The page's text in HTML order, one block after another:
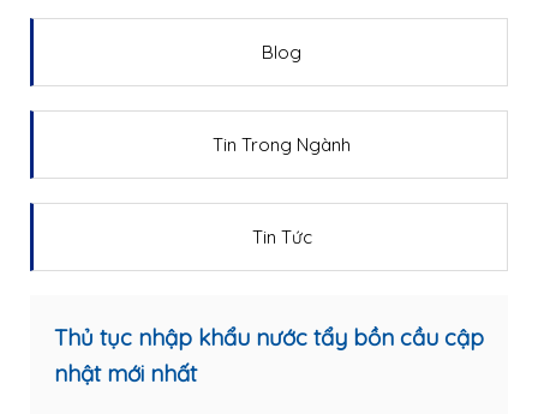
Blog
Tin Trong Ngành
Tin Tức
Thủ tục nhập khẩu nước tẩy bồn cầu cập
nhật mới nhất